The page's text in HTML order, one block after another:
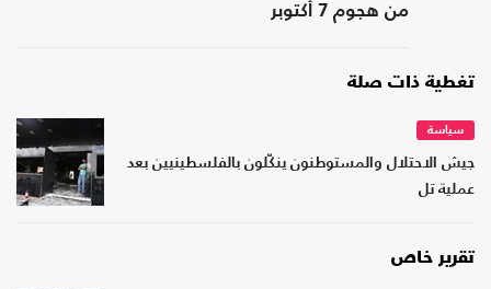
من هجوم 7 أكتوبر
تغطية ذات صلة
سياسة
جيش الاحتلال والمستوطنون ينكّلون بالفلسطينيين بعد
عملية تل
تقرير خاص